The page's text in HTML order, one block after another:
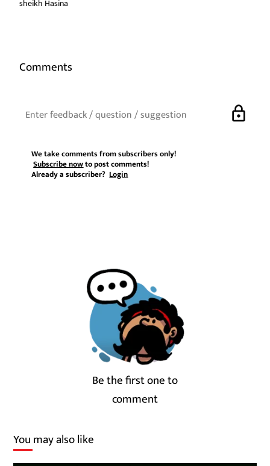
sheikh Hasina
Comments
lock
We take comments from subscribers only!
Subscribe nowto post comments!
Already a subscriber?Login
Be the first one to
comment
You may also like